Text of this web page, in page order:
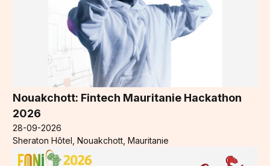
Nouakchott: Fintech Mauritanie Hackathon
2026
28-09-2026
Sheraton Hôtel, Nouakchott, Mauritanie